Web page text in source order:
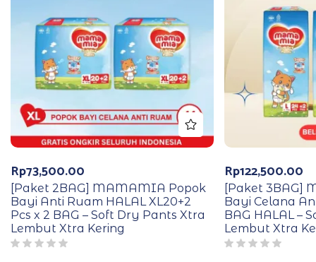
Rp73,500.00
[Paket 2BAG] MAMAMIA Popok
Bayi Anti Ruam HALAL XL20+2
Pcs x 2 BAG – Soft Dry Pants Xtra
Lembut Xtra Kering
Rp122,500.00
[Paket 3BAG]
Bayi Celana
BAG HALAL –
Lembut Xtra